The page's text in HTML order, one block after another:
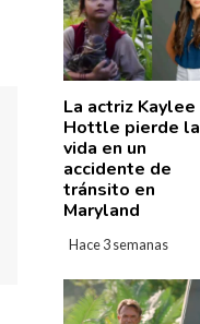
La actriz Kaylee
Hottle pierde la
vida en un
accidente de
tránsito en
Maryland
Hace 3 semanas